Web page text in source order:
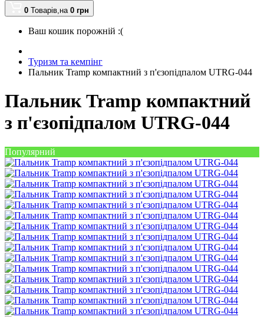
0 Товарів,на 0 грн
Ваш кошик порожній :(
Туризм та кемпінг
Пальник Tramp компактний з п'єзопідпалом UTRG-044
Пальник Tramp компактний
з п'єзопідпалом UTRG-044
Популярний